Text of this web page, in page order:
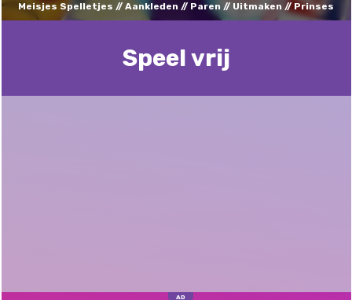
Meisjes Spelletjes Aankleden Paren Uitmaken Prinses
Speel vrij